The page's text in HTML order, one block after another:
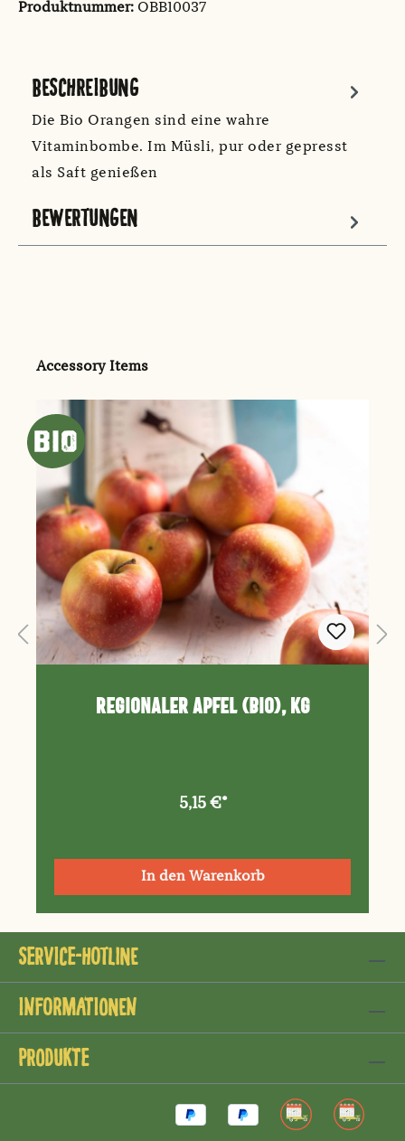
Produktnummer: OBB10037
BESCHREIBUNG
Die Bio Orangen sind eine wahre
Vitaminbombe. Im Müsli, pur oder gepresst
als Saft genießen
BEWERTUNGEN
Produktgalerie überspringen
Accessory Items
Regionaler Apfel (Bio), kg
5,15 €*
In den Warenkorb
Service-Hotline
Informationen
Produkte